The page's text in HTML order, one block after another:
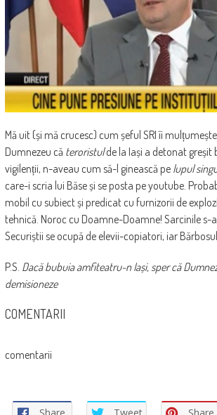
Mă uit (și mă crucesc) cum șeful SRI îi
Dumnezeu că teroristulde la Iași a detonat greșit
vigilenții, n-aveau cum să-l ginească pe lupul
care-i scria lui Băse și se posta pe youtube.
mobil cu subiect și predicat cu furnizorii de
tehnică. Noroc cu Doamne-Doamne! Sarcinile s-
Securiștii se ocupă de elevii-copiatori, iar
P.S. Dacă bubuia amfiteatru-n Iași, sper că
demisioneze
COMENTARII
comentarii
Share Tweet Share